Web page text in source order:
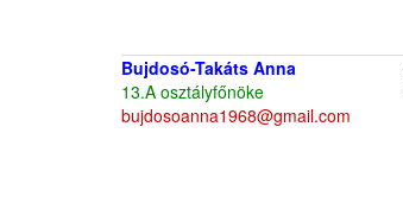
Bujdosó-Takáts Anna
13.A osztályfőnöke
bujdosoanna1968@gmail.com